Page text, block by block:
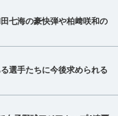
七海の豪快弾や柏﨑咲和の
選手たちに今後求められる